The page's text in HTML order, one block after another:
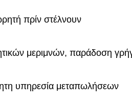
πρίν στέλνουν
μεριμνών, παράδοση
υπηρεσία μεταπωλήσεων